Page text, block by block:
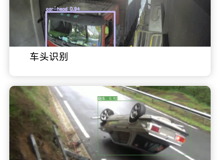
车头识别